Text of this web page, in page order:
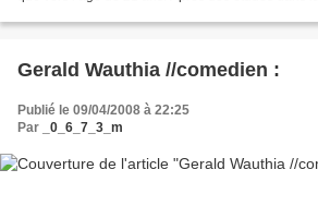
Gerald Wauthia //comedien :
Publié le 09/04/2008 à 22:25
Par
_0_6_7_3_m